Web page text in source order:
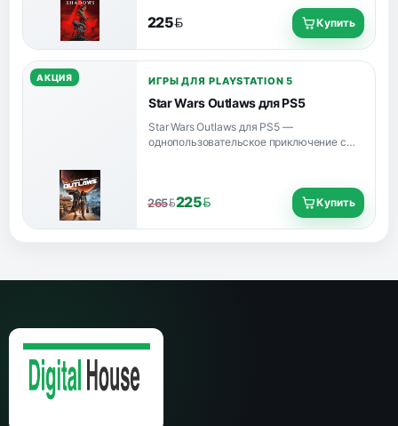
интерфейсом и субтитрами, без русской
озвучки.
225
BYN Купить
АКЦИЯ ИГРЫ ДЛЯ PLAYSTATION 5
Star Wars Outlaws для PS5
Star Wars Outlaws для PS5 —
однопользовательское приключение с
265
BYN 225
BYN Купить